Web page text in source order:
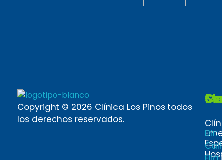
Clínica los pinos
Quirófanos y Clínica privada en Quito
Copyright © 2026 Clínica Los Pinos todos
los derechos reservados.
Dir: